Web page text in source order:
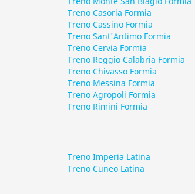
Treno Casoria Formia
Treno Cassino Formia
Treno Sant'Antimo Formia
Treno Cervia Formia
Treno Reggio Calabria Formia
Treno Chivasso Formia
Treno Messina Formia
Treno Agropoli Formia
Treno Rimini Formia
Treno Imperia Latina
Treno Cuneo Latina